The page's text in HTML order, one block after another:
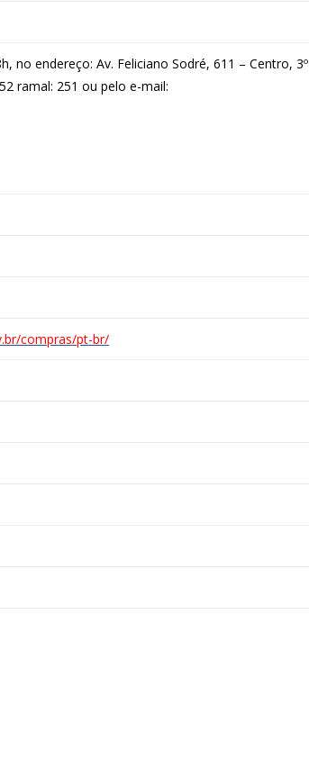
no endereço: Av. Feliciano Sodré, 611 – Centro, 3º
ramal: 251 ou pelo e-mail:
compras/pt-br/